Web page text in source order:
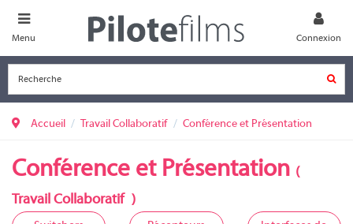
Menu Connexion
Accueil Travail Collaboratif Conférence et Présentation
Conférence et Présentation (
Travail Collaboratif )